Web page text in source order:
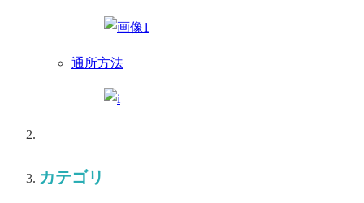
通所方法
カテゴリ